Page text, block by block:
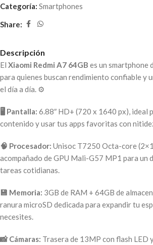
Categoría: Smartphones
Share:
Descripción
El Xiaomi Redmi A7 64GB es un smartphone
para quienes buscan rendimiento confiable y
el día a día. ⚙️
🖥️ Pantalla: 6.88″ HD+ (720 x 1640 px), ideal
contenido y usar tus apps favoritas con
🧠 Procesador: Unisoc T7250 Octa-core
acompañado de GPU Mali-G57 MP1 para un
tareas cotidianas.
💾 Memoria: 3GB de RAM + 64GB de
ranura microSD dedicada para expandir tu
necesites.
📸 Cámaras: Trasera de 13MP con flash LED